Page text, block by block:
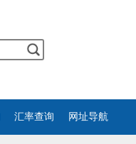
汇率查询 网址导航